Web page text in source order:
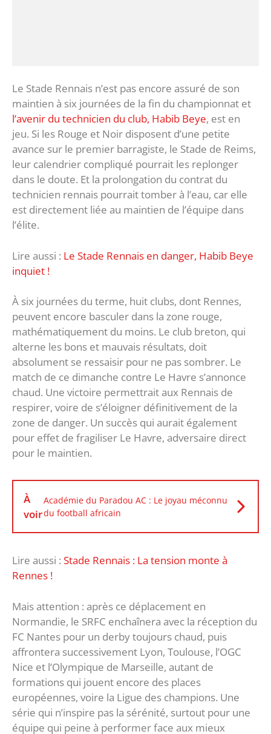
Le Stade Rennais n’est pas encore assuré de son
maintien à six journées de la fin du championnat et
l’avenir du technicien du club, Habib Beye, est en
jeu. Si les Rouge et Noir disposent d’une petite
avance sur le premier barragiste, le Stade de Reims,
leur calendrier compliqué pourrait les replonger
dans le doute. Et la prolongation du contrat du
technicien rennais pourrait tomber à l’eau, car elle
est directement liée au maintien de l’équipe dans
l’élite.
Lire aussi : Le Stade Rennais en danger, Habib Beye
inquiet !
À six journées du terme, huit clubs, dont Rennes,
peuvent encore basculer dans la zone rouge,
mathématiquement du moins. Le club breton, qui
alterne les bons et mauvais résultats, doit
absolument se ressaisir pour ne pas sombrer. Le
match de ce dimanche contre Le Havre s’annonce
chaud. Une victoire permettrait aux Rennais de
respirer, voire de s’éloigner définitivement de la
zone de danger. Un succès qui aurait également
pour effet de fragiliser Le Havre, adversaire direct
pour le maintien.
À
voir
Académie du Paradou AC : Le joyau méconnu
du football africain
Lire aussi : Stade Rennais : La tension monte à
Rennes !
Mais attention : après ce déplacement en
Normandie, le SRFC enchaînera avec la réception du
FC Nantes pour un derby toujours chaud, puis
affrontera successivement Lyon, Toulouse, l’OGC
Nice et l’Olympique de Marseille, autant de
formations qui jouent encore des places
européennes, voire la Ligue des champions. Une
série qui n’inspire pas la sérénité, surtout pour une
équipe qui peine à performer face aux mieux